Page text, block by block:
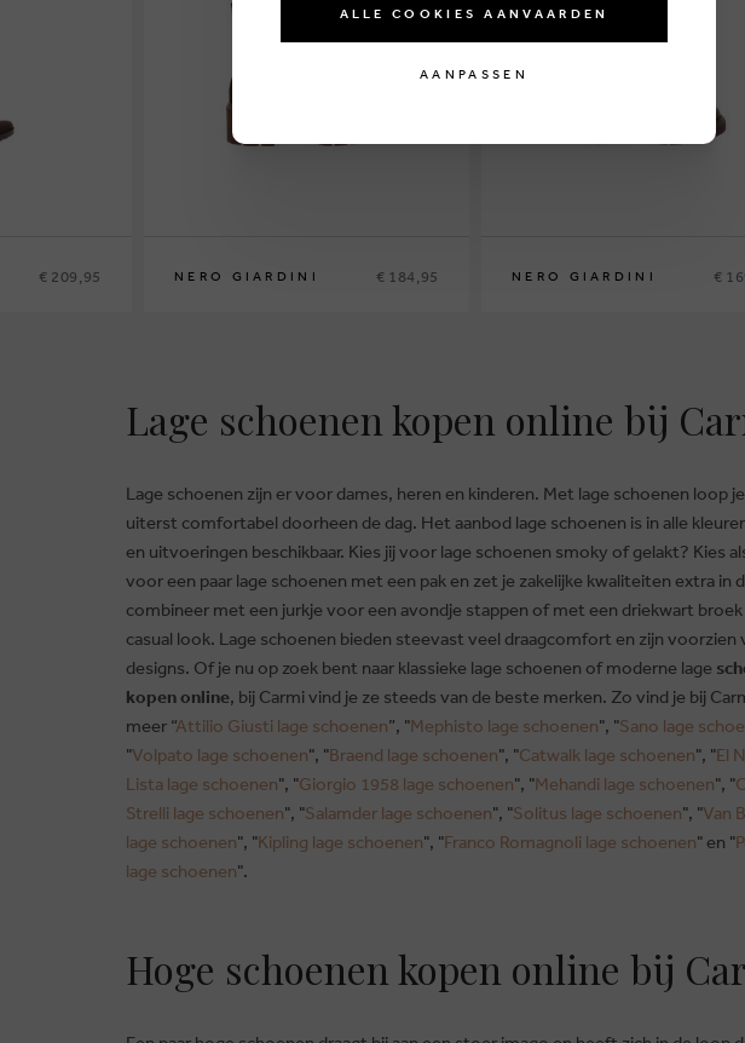
€ 209,95 NERO GIARDINI € 184,95 NERO GIARDINI €
Lage schoenen kopen online bij
Lage schoenen zijn er voor dames, heren en kinderen. Met lage schoenen loop
uiterst comfortabel doorheen de dag. Het aanbod lage schoenen is in alle
en uitvoeringen beschikbaar. Kies jij voor lage schoenen smoky of gelakt? Kies
voor een paar lage schoenen met een pak en zet je zakelijke kwaliteiten extra in
combineer met een jurkje voor een avondje stappen of met een driekwart
casual look. Lage schoenen bieden steevast veel draagcomfort en zijn voorzien
designs. Of je nu op zoek bent naar klassieke lage schoenen of moderne lage
kopen online, bij Carmi vind je ze steeds van de beste merken. Zo vind je bij
meer “Attilio Giusti lage schoenen”, "Mephisto lage schoenen", "Sano lage
"Volpato lage schoenen", "Braend lage schoenen", "Catwalk lage schoenen", "El
Lista lage schoenen", "Giorgio 1958 lage schoenen", "Mehandi lage schoenen", "
Strelli lage schoenen", "Salamder lage schoenen", "Solitus lage schoenen", "Van
lage schoenen", "Kipling lage schoenen", "Franco Romagnoli lage schoenen" en "
lage schoenen".
Hoge schoenen kopen online bij
ALLE COOKIES AANVAARDEN
AANPASSEN